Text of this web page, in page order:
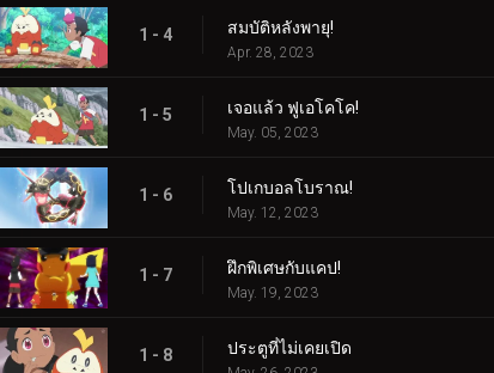
1 - 4 สมบัติหลังพายุ!
Apr. 28, 2023
1 - 5 เจอแล้ว ฟูเอโคโค!
May. 05, 2023
1 - 6 โปเกบอลโบราณ!
May. 12, 2023
1 - 7 ฝึกพิเศษกับแคป!
May. 19, 2023
1 - 8 ประตูที่ไม่เคยเปิด